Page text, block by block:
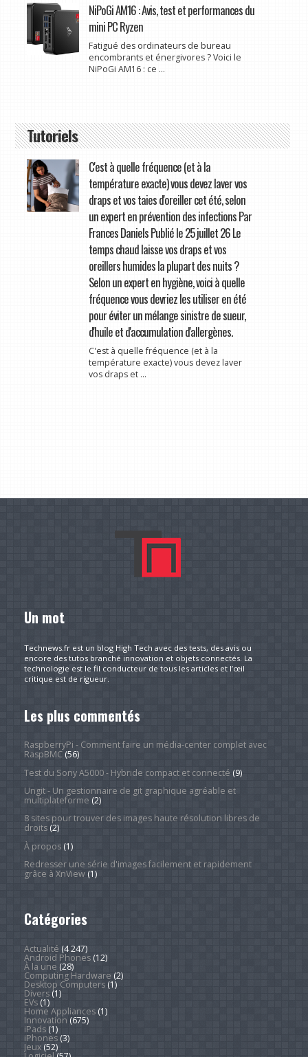
NiPoGi AM16 : Avis, test et performances du
mini PC Ryzen
Fatigué des ordinateurs de bureau
encombrants et énergivores ? Voici le
NiPoGi AM16 : ce ...
Tutoriels
C'est à quelle fréquence (et à la
température exacte) vous devez laver vos
draps et vos taies d'oreiller cet été, selon
un expert en prévention des infections Par
Frances Daniels Publié le 25 juillet 26 Le
temps chaud laisse vos draps et vos
oreillers humides la plupart des nuits ?
Selon un expert en hygiène, voici à quelle
fréquence vous devriez les utiliser en été
pour éviter un mélange sinistre de sueur,
d'huile et d'accumulation d'allergènes.
C'est à quelle fréquence (et à la
température exacte) vous devez laver
vos draps et ...
Un mot
Technews.fr est un blog High Tech avec des tests, des avis ou
encore des tutos branché innovation et objets connectés. La
technologie est le fil conducteur de tous les articles et l’œil
critique est de rigueur.
Les plus commentés
RaspberryPi - Comment faire un média-center complet avec
RaspBMC(56)
Test du Sony A5000 - Hybride compact et connecté (9)
Ungit - Un gestionnaire de git graphique agréable et
multiplateforme (2)
8 sites pour trouver des images haute résolution libres de
droits(2)
À propos(1)
Redresser une série d'images facilement et rapidement
grâce à XnView(1)
Catégories
Actualité (4 247)
Android Phones(12)
À la une (28)
Computing Hardware (2)
Desktop Computers(1)
Divers(1)
EVs(1)
Home Appliances(1)
Innovation (675)
iPads(1)
iPhones(3)
Jeux(52)